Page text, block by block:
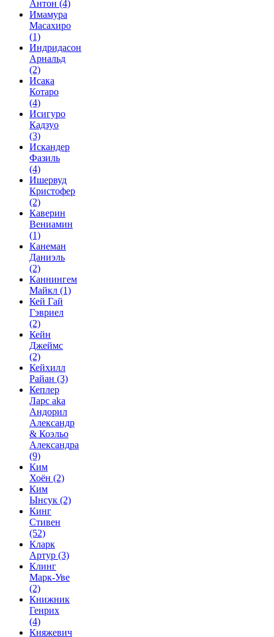
Антон (4)
Имамура
Масахиро
(1)
Индридасон
Арнальд
(2)
Исака
Котаро
(4)
Исигуро
Кадзуо
(3)
Искандер
Фазиль
(4)
Ишервуд
Кристофер
(2)
Каверин
Вениамин
(1)
Канеман
Даниэль
(2)
Каннингем
Майкл (1)
Кей Гай
Гэвриел
(2)
Кейн
Джеймс
(2)
Кейхилл
Райан (3)
Кеплер
Ларс aka
Андорил
Александр
& Коэльо
Александра
(9)
Ким
Хоён (2)
Ким
Ынсук (2)
Кинг
Стивен
(52)
Кларк
Артур (3)
Клинг
Марк-Уве
(2)
Книжник
Генрих
(4)
Княжевич